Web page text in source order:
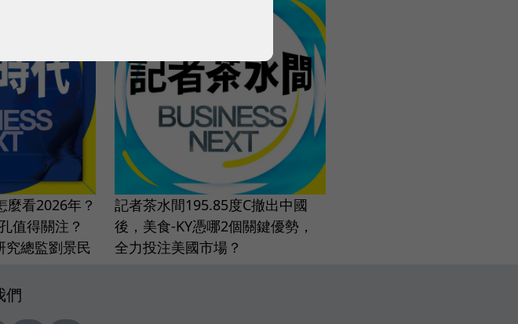
麼看2026年？
值得關注？
總監劉景民
記者茶水間195.85度C撤出中國
後，美食-KY憑哪2個關鍵優勢，
全力投注美國市場？
們